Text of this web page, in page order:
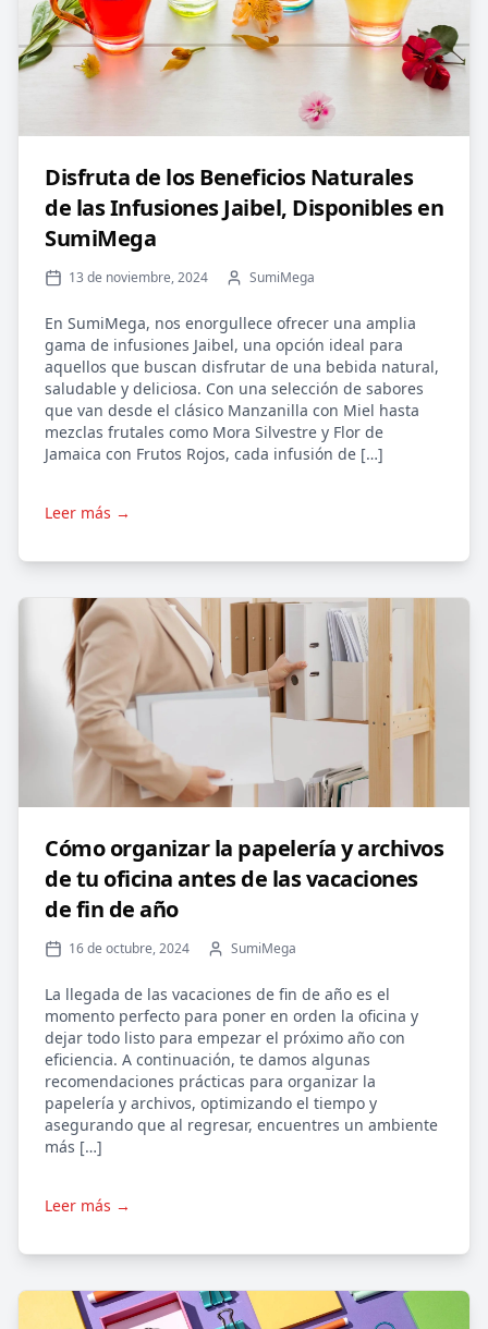
Disfruta de los Beneficios Naturales
de las Infusiones Jaibel, Disponibles en
SumiMega
13 de noviembre, 2024 SumiMega
En SumiMega, nos enorgullece ofrecer una amplia
gama de infusiones Jaibel, una opción ideal para
aquellos que buscan disfrutar de una bebida natural,
saludable y deliciosa. Con una selección de sabores
que van desde el clásico Manzanilla con Miel hasta
mezclas frutales como Mora Silvestre y Flor de
Jamaica con Frutos Rojos, cada infusión de […]
Leer más →
Cómo organizar la papelería y archivos
de tu oficina antes de las vacaciones
de fin de año
16 de octubre, 2024 SumiMega
La llegada de las vacaciones de fin de año es el
momento perfecto para poner en orden la oficina y
dejar todo listo para empezar el próximo año con
eficiencia. A continuación, te damos algunas
recomendaciones prácticas para organizar la
papelería y archivos, optimizando el tiempo y
asegurando que al regresar, encuentres un ambiente
más […]
Leer más →